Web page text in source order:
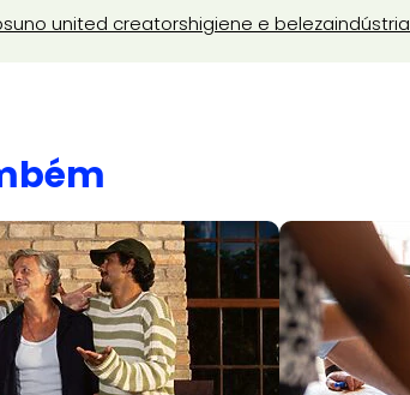
suno united creatorshigiene e belezaindústria